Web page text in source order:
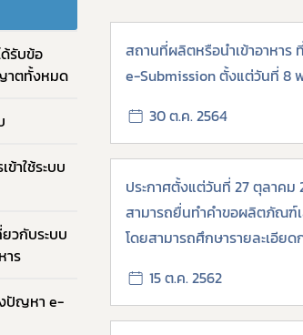
อาหารที่ห้ามผลิต นำเข้า หรือจำหน่าย
รับข้อ
าตทั้งหมด
าใช้ระบบ
วกับระบบ
าร
ปัญหา e-
สถานที่ผลิตหรือนำเข้าอาหา
e-Submission ตั้งแต่วันที่ 8
30 ต.ค. 2564
ประกาศตั้งแต่วันที่ 27 ตุลาค
สามารถยื่นทำคำขอผลิตภัณฑ์เ
โดยสามารถศึกษารายละเอีย
15 ต.ค. 2562